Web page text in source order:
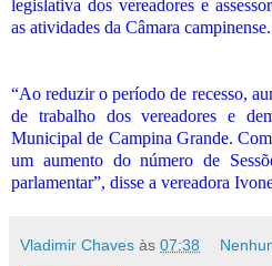
legislativa dos vereadores e
as atividades da Câmara campinense.
“Ao reduzir o período de recesso,
de trabalho dos vereadores e
Municipal de Campina Grande.
um aumento do número de
parlamentar”, disse a vereadora
Vladimir Chaves às 07:38